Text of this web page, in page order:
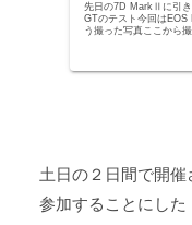
先日の7D MarkⅡに引
GTのテスト今回はEOS
う撮った写真ここから
土日の２日間で開
参加することにした